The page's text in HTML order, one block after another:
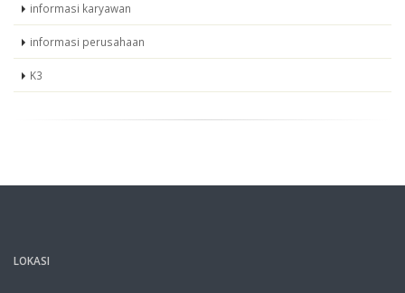
informasi karyawan
informasi perusahaan
K3
LOKASI